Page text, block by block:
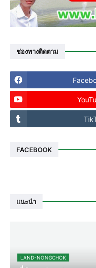
ช่องทางติดตาม
FACEBOOK
แนะนำ
LAND-NONGCHOK